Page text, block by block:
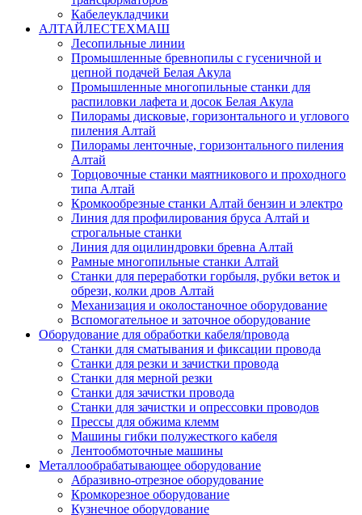
Кабелеукладчики
АЛТАЙЛЕСТЕХМАШ
Лесопильные линии
Промышленные бревнопилы с гусеничной и
цепной подачей Белая Акула
Промышленные многопильные станки для
распиловки лафета и досок Белая Акула
Пилорамы дисковые, горизонтального и углового
пиления Алтай
Пилорамы ленточные, горизонтального пиления
Алтай
Торцовочные станки маятникового и проходного
типа Алтай
Кромкообрезные станки Алтай бензин и электро
Линия для профилирования бруса Алтай и
строгальные станки
Линия для оцилиндровки бревна Алтай
Рамные многопильные станки Алтай
Станки для переработки горбыля, рубки веток и
обрези, колки дров Алтай
Механизация и околостаночное оборудование
Вспомогательное и заточное оборудование
Оборудование для обработки кабеля/провода
Станки для сматывания и фиксации провода
Станки для резки и зачистки провода
Станки для мерной резки
Станки для зачистки провода
Станки для зачистки и опрессовки проводов
Прессы для обжима клемм
Машины гибки полужесткого кабеля
Лентообмоточные машины
Металлообрабатывающее оборудование
Абразивно-отрезное оборудование
Кромкорезное оборудование
Кузнечное оборудование